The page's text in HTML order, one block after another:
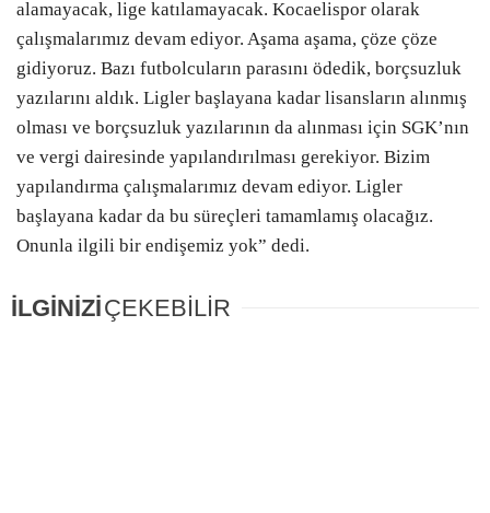
alamayacak, lige katılamayacak. Kocaelispor olarak
çalışmalarımız devam ediyor. Aşama aşama, çöze çöze
gidiyoruz. Bazı futbolcuların parasını ödedik, borçsuzluk
yazılarını aldık. Ligler başlayana kadar lisansların alınmış
olması ve borçsuzluk yazılarının da alınması için SGK’nın
ve vergi dairesinde yapılandırılması gerekiyor. Bizim
yapılandırma çalışmalarımız devam ediyor. Ligler
başlayana kadar da bu süreçleri tamamlamış olacağız.
Onunla ilgili bir endişemiz yok” dedi.
İLGİNİZİÇEKEBİLİR